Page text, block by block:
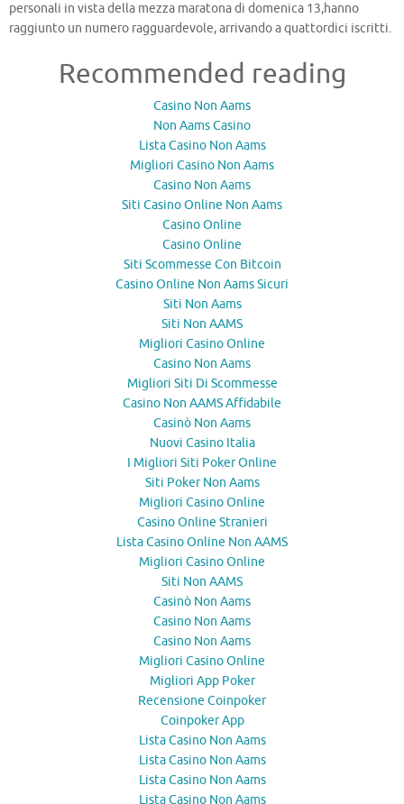
personali in vista della mezza maratona di domenica 13,hanno
raggiunto un numero ragguardevole, arrivando a quattordici iscritti.
Recommended reading
Casino Non Aams
Non Aams Casino
Lista Casino Non Aams
Migliori Casino Non Aams
Casino Non Aams
Siti Casino Online Non Aams
Casino Online
Casino Online
Siti Scommesse Con Bitcoin
Casino Online Non Aams Sicuri
Siti Non Aams
Siti Non AAMS
Migliori Casino Online
Casino Non Aams
Migliori Siti Di Scommesse
Casino Non AAMS Affidabile
Casinò Non Aams
Nuovi Casino Italia
I Migliori Siti Poker Online
Siti Poker Non Aams
Migliori Casino Online
Casino Online Stranieri
Lista Casino Online Non AAMS
Migliori Casino Online
Siti Non AAMS
Casinò Non Aams
Casino Non Aams
Casino Non Aams
Migliori Casino Online
Migliori App Poker
Recensione Coinpoker
Coinpoker App
Lista Casino Non Aams
Lista Casino Non Aams
Lista Casino Non Aams
Lista Casino Non Aams